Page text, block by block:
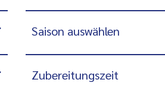
Saison auswählen
Zubereitungszeit